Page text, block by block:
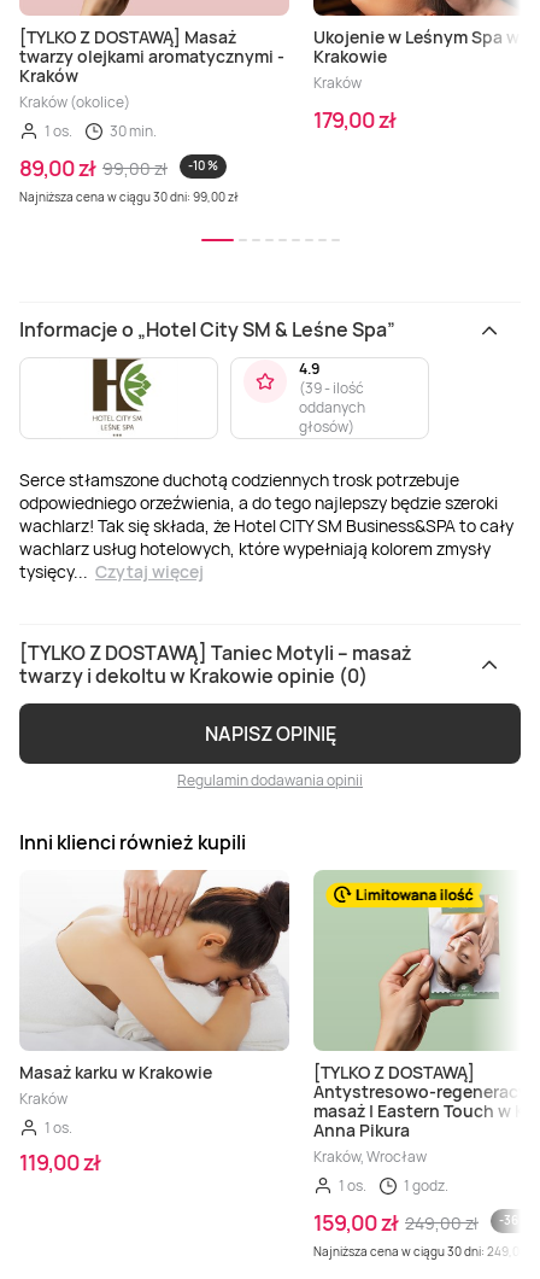
[TYLKO Z DOSTAWĄ] Masaż
twarzy olejkami aromatycznymi -
Kraków
Kraków (okolice)
1 os.
30 min.
89,00 zł 99,00 zł
-10 %
Najniższa cena w ciągu 30 dni: 99,00 zł
Ukojenie w Leśnym Spa w
Krakowie
Kraków
179,00 zł
Informacje o „Hotel City SM & Leśne Spa”
Serce stłamszone duchotą codziennych trosk potrzebuje
odpowiedniego orzeźwienia, a do tego najlepszy będzie szeroki
wachlarz! Tak się składa, że Hotel CITY SM Business&SPA to cały
wachlarz usług hotelowych, które wypełniają kolorem zmysły
tysięcy... Czytaj więcej
4.9
(39 - ilość
oddanych
głosów)
[TYLKO Z DOSTAWĄ] Taniec Motyli – masaż
twarzy i dekoltu w Krakowie opinie (0)
NAPISZ OPINIĘ
Regulamin dodawania opinii
Inni klienci również kupili
Masaż karku w Krakowie
Kraków
1 os.
119,00 zł
[TYLKO Z DOSTAWĄ]
Antystresowo-
masaż | Eastern Touch w
Anna Pikura
Kraków, Wrocław
1 os.
1 godz.
159,00 zł 249,00 zł
-36 %
Najniższa cena w ciągu 30 dni: 249,00 zł